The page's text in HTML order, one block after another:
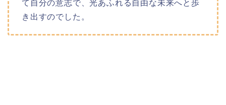
て自分の意志で、光あふれる自由な未来へと歩
き出すのでした。